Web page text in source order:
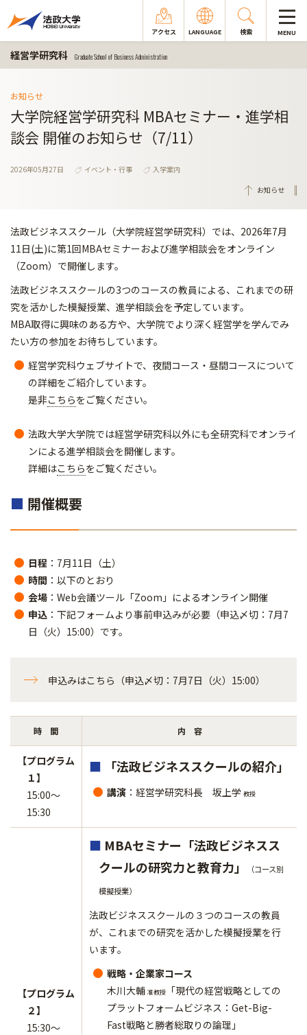
アクセス LANGUAGE 検索 MENU
経営学研究科 Graduate School of Business Administration
お知らせ
大学院経営学研究科 MBAセミナー・進学相
談会 開催のお知らせ（7/11）
2026年05月27日 イベント・行事
入学案内
お知らせ
法政ビジネススクール（大学院経営学研究科）では、2026年7月
11日(土)に第1回MBAセミナーおよび進学相談会をオンライン
（Zoom）で開催します。
法政ビジネススクールの3つのコースの教員による、これまでの研
究を活かした模擬授業、進学相談会を予定しています。
MBA取得に興味のある方や、大学院でより深く経営学を学んでみ
たい方の参加をお待ちしています。
経営学究科ウェブサイトで、夜間コース・昼間コースについて
の詳細をご紹介しています。
是非こちらをご覧ください。
法政大学大学院では経営学研究科以外にも全研究科でオンライ
ンによる進学相談会を開催します。
詳細はこちらをご覧ください。
■ 開催概要
日程 ：7月11日（土）
時間 ：以下のとおり
会場 ：Web会議ツール「Zoom」によるオンライン開催
申込 ：下記フォームより事前申込みが必要（申込〆切：7月7
日（火）15:00）です。
申込みはこちら（申込〆切：7月7日（火）15:00）
時 間 内 容
【プログラム
１】
15:00～
15:30
■ 「法政ビジネススクールの紹介」
講演 ：経営学研究科長 坂上学 教授
【プログラム
２】
15:30～
■ MBAセミナー「法政ビジネスス
クールの研究力と教育力」
（コース別
模擬授業）
法政ビジネススクールの３つのコースの教員
が、これまでの研究を活かした模擬授業を行
います。
戦略・企業家コース
木川大輔 准教授
「現代の経営戦略としての
プラットフォームビジネス：Get-Big-
Fast戦略と勝者総取りの論理」